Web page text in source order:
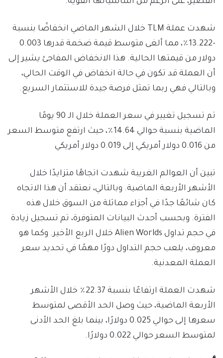
شهدت عملة TLM خلال الشهر الماضي انخفاضًا بنسبة
-13.222٪، مما ألغى متوسط قيمة ضخمة قدرها 0.003
دولار من قيمتها الحالية. هذا الانخفاض المفاجئ يشير إلى
أن العملة قد تكون في حالة انخفاض في الوقت الحالي،
وبالتالي فهي ربما تمثل فرصة جيدة للاستثمار السريع.
تم تسجيل تغيير في سعر العملة خلال الـ 90 يومًا
الماضية بنسبة حوالي 14.64٪، حيث ارتفع متوسط السعر
من 0.016 دولار أمريكي إلى 0.019 دولار أمريكي
تبين أن العوالم الغريبة شهدت اتجاهًا متزايدًا خلال
الأشهر الأربعة الماضية. وبالتالي، نعتقد أن هذا الاتجاه
كان شائعًا جدًا في أجزاء مماثلة من السوق خلال هذه
الفترة. وبحسب أحدث البيانات المتوفرة، تم تسجيل زيادة
في حجم تداول Alien Worlds خلال الربع الأخير. وكما هو
معروف، يلعب حجم التداول دورًا مهمًا في تحديد سعر
العملة المعدنية.
شهدت العملة ارتفاعًا بنسبة 22.37٪ خلال الأشهر
الأربعة الماضية، حيث وصل الحد الأقصى لمتوسط
سعرها إلى حوالي 0.025 دولارًا، بينما بلغ الحد الأدنى
لمتوسط السعر حوالي 0.022 دولارًا.